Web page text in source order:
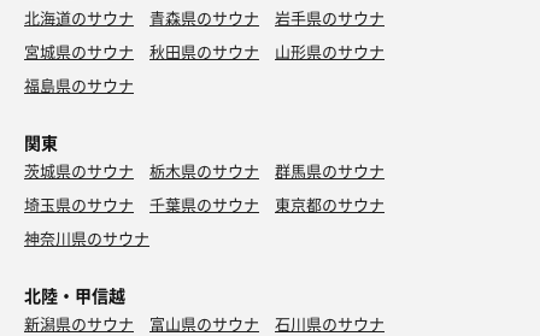
北海道のサウナ 青森県のサウナ
岩手県のサウナ
宮城県のサウナ
秋田県のサウナ
山形県のサウナ
福島県のサウナ
関東
茨城県のサウナ 栃木県のサウナ
群馬県のサウナ
埼玉県のサウナ
千葉県のサウナ
東京都のサウナ
神奈川県のサウナ
北陸・甲信越
新潟県のサウナ 富山県のサウナ
石川県のサウナ